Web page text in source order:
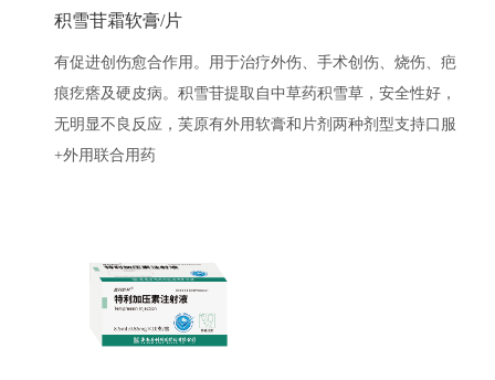
积雪苷霜软膏/片
有促进创伤愈合作用。用于治疗外伤、手术创伤、烧伤、疤
痕疙瘩及硬皮病。积雪苷提取自中草药积雪草，安全性好，
无明显不良反应，芙原有外用软膏和片剂两种剂型支持口服
+外用联合用药